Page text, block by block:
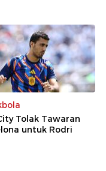
Tolak Tawaran
untuk Rodri